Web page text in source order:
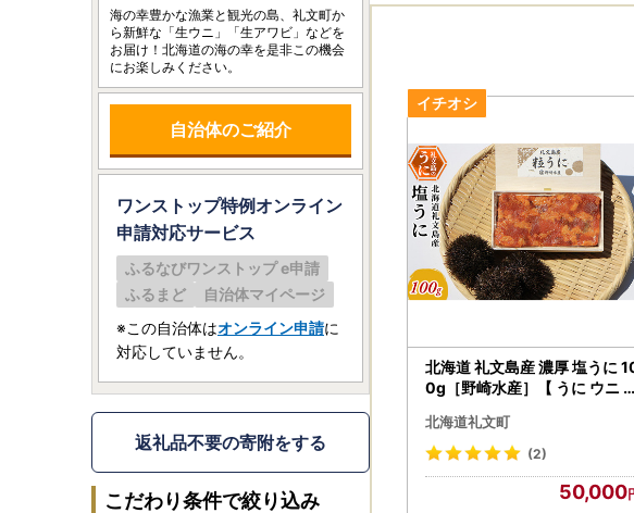
北海道 礼文島産 濃厚 塩うに
0g［野崎水産］【 うに ウニ 雲
飯のお供 】
北海道礼文町
(2)
50,000
海の幸豊かな漁業と観光の島、礼文町か
ら新鮮な「生ウニ」「生アワビ」などを
お届け！北海道の海の幸を是非この機会
にお楽しみください。
自治体のご紹介
ワンストップ特例オンライン
申請対応サービス
ふるなびワンストップ e申請
ふるまど
自治体マイページ
※この自治体はオンライン申請に
対応していません。
返礼品不要の寄附をする
こだわり条件で絞り込み